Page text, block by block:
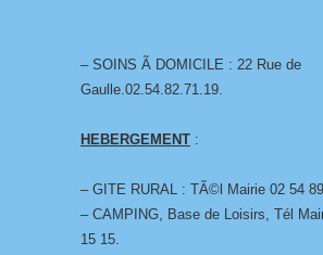
– SOINS Ã DOMICILE : 22 Rue de
Gaulle.02.54.82.71.19.
HEBERGEMENT :
– GITE RURAL : TÃ©l Mairie 02 54
– CAMPING, Base de Loisirs, Tél
15 15.